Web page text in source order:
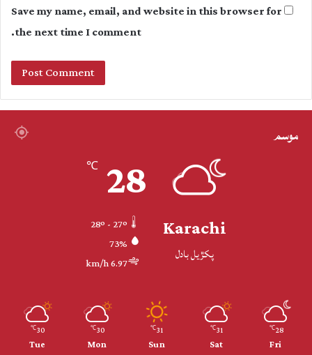
Save my name, email, and website in this browser for
the next time I comment.
موسم
Karachi
پکڙيل بادل
28
℃
73%
6.97 km/h
28
℃
Fri
31
℃
Sat
31
℃
Sun
30
℃
Mon
30
℃
Tue